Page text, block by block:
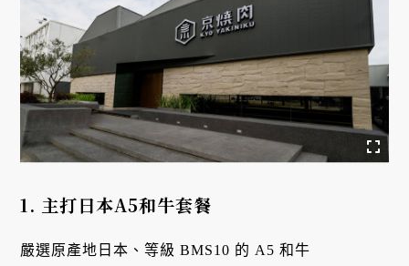
1. 主打日本A5和牛套餐
嚴選原產地日本、等級 BMS10 的 A5 和牛